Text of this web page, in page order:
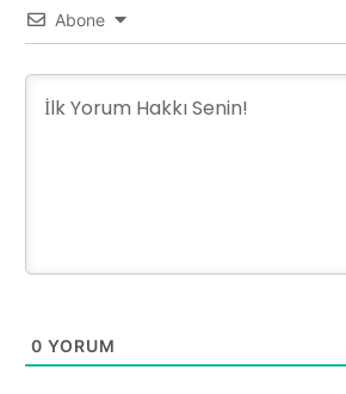
Abone
0 YORUM